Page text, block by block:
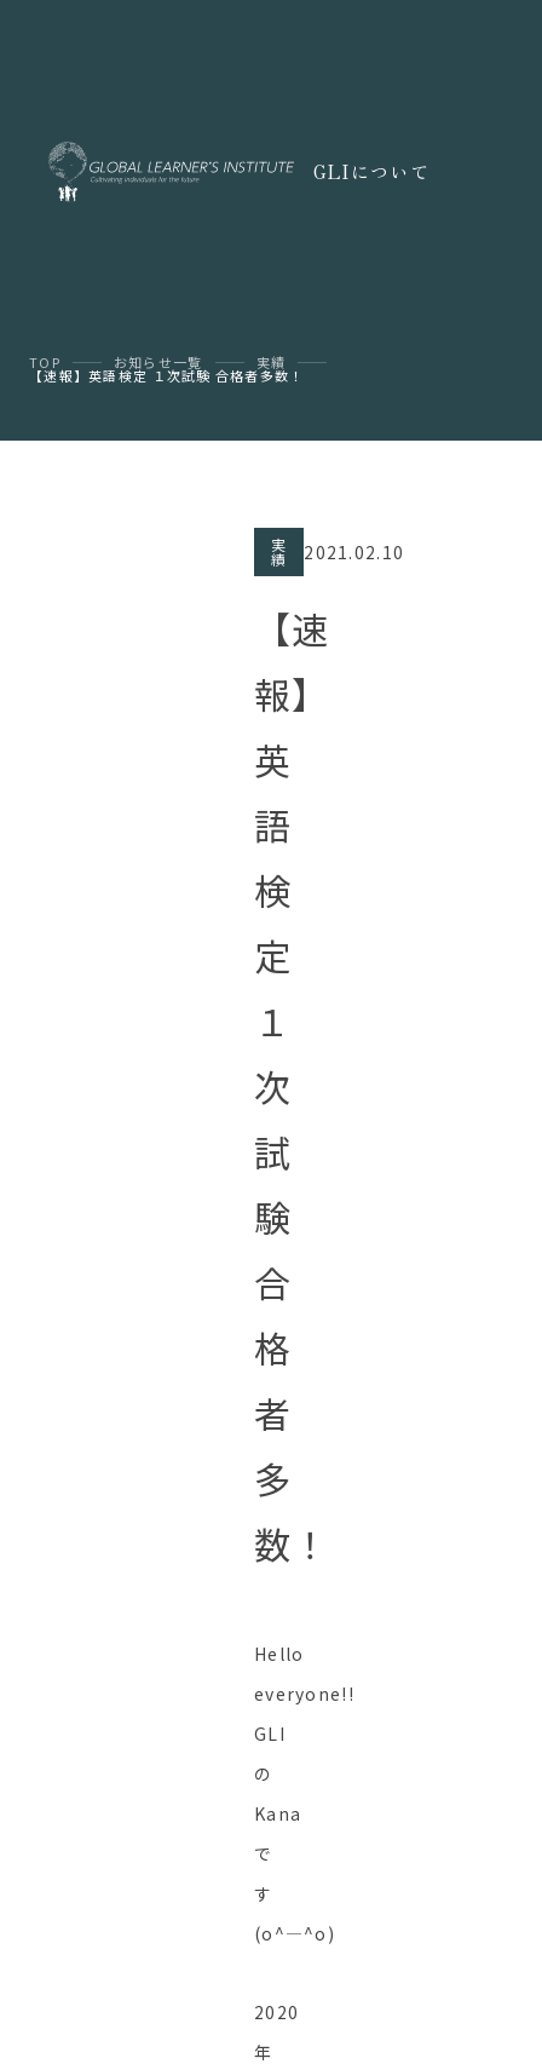
GLIについて
TOP お知らせ一覧 実績
【速報】英語検定 １次試験 合格者多数！
実
績 2021.02.10
【速
報】
英
語
検
定
１
次
試
験
合
格
者
多
数！
Hello
everyone!!
GLI
の
Kana
で
す
(o^―^o)
2020
年